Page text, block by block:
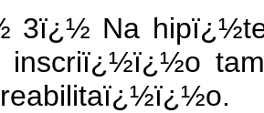
Na hipï¿½tese
inscriï¿½ï¿½o
reabilitaï¿½ï¿½o.